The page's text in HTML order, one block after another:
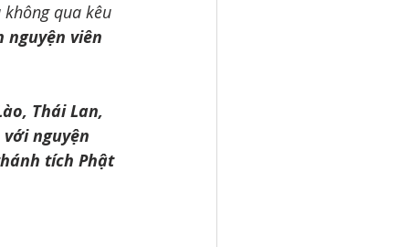
qua kêu
nguyện viên
Thái Lan,
nguyện
tích Phật